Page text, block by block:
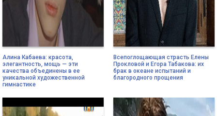
Алина Кабаева: красота,
элегантность, мощь — эти
качества объединены в ее
уникальной художественной
гимнастике
Всепоглощающая страсть Елены
Прокловой и Егора Табакова: их
брак в океане испытаний и
благородного прощения